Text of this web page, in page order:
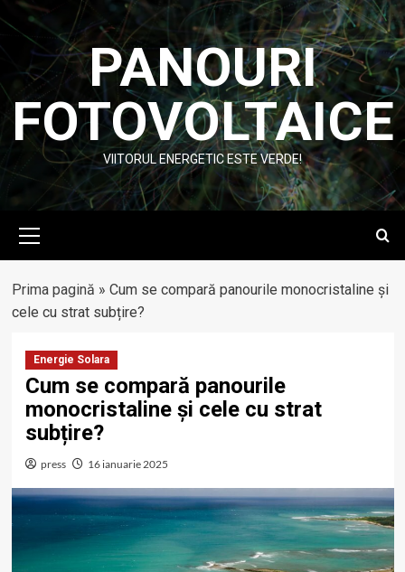
Skip
to
content
PANOURI
FOTOVOLTAICE
VIITORUL ENERGETIC ESTE VERDE!
Menu
Prima pagină » Cum se compară panourile monocristaline și
cele cu strat subțire?
Energie Solara
Cum se compară panourile
monocristaline și cele cu strat
subțire?
press 16 ianuarie 2025